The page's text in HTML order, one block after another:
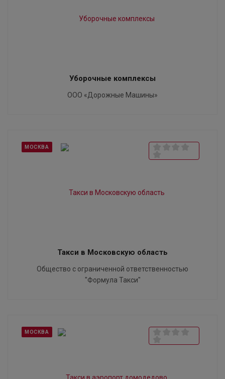
Уборочные комплексы
ООО «Дорожные Машины»
МОСКВА
Такси в Московскую область
Общество с ограниченной ответственностью
"Формула Такси"
МОСКВА